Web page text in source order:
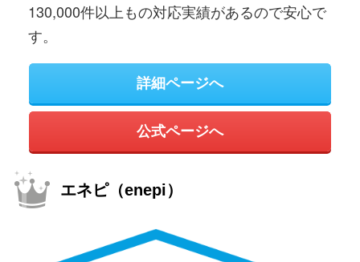
130,000件以上もの対応実績があるので安心で
す。
詳細ページへ
公式ページへ
エネピ（enepi）